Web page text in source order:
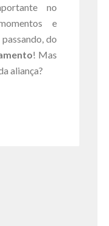
no
e
do
! Mas
aliança?